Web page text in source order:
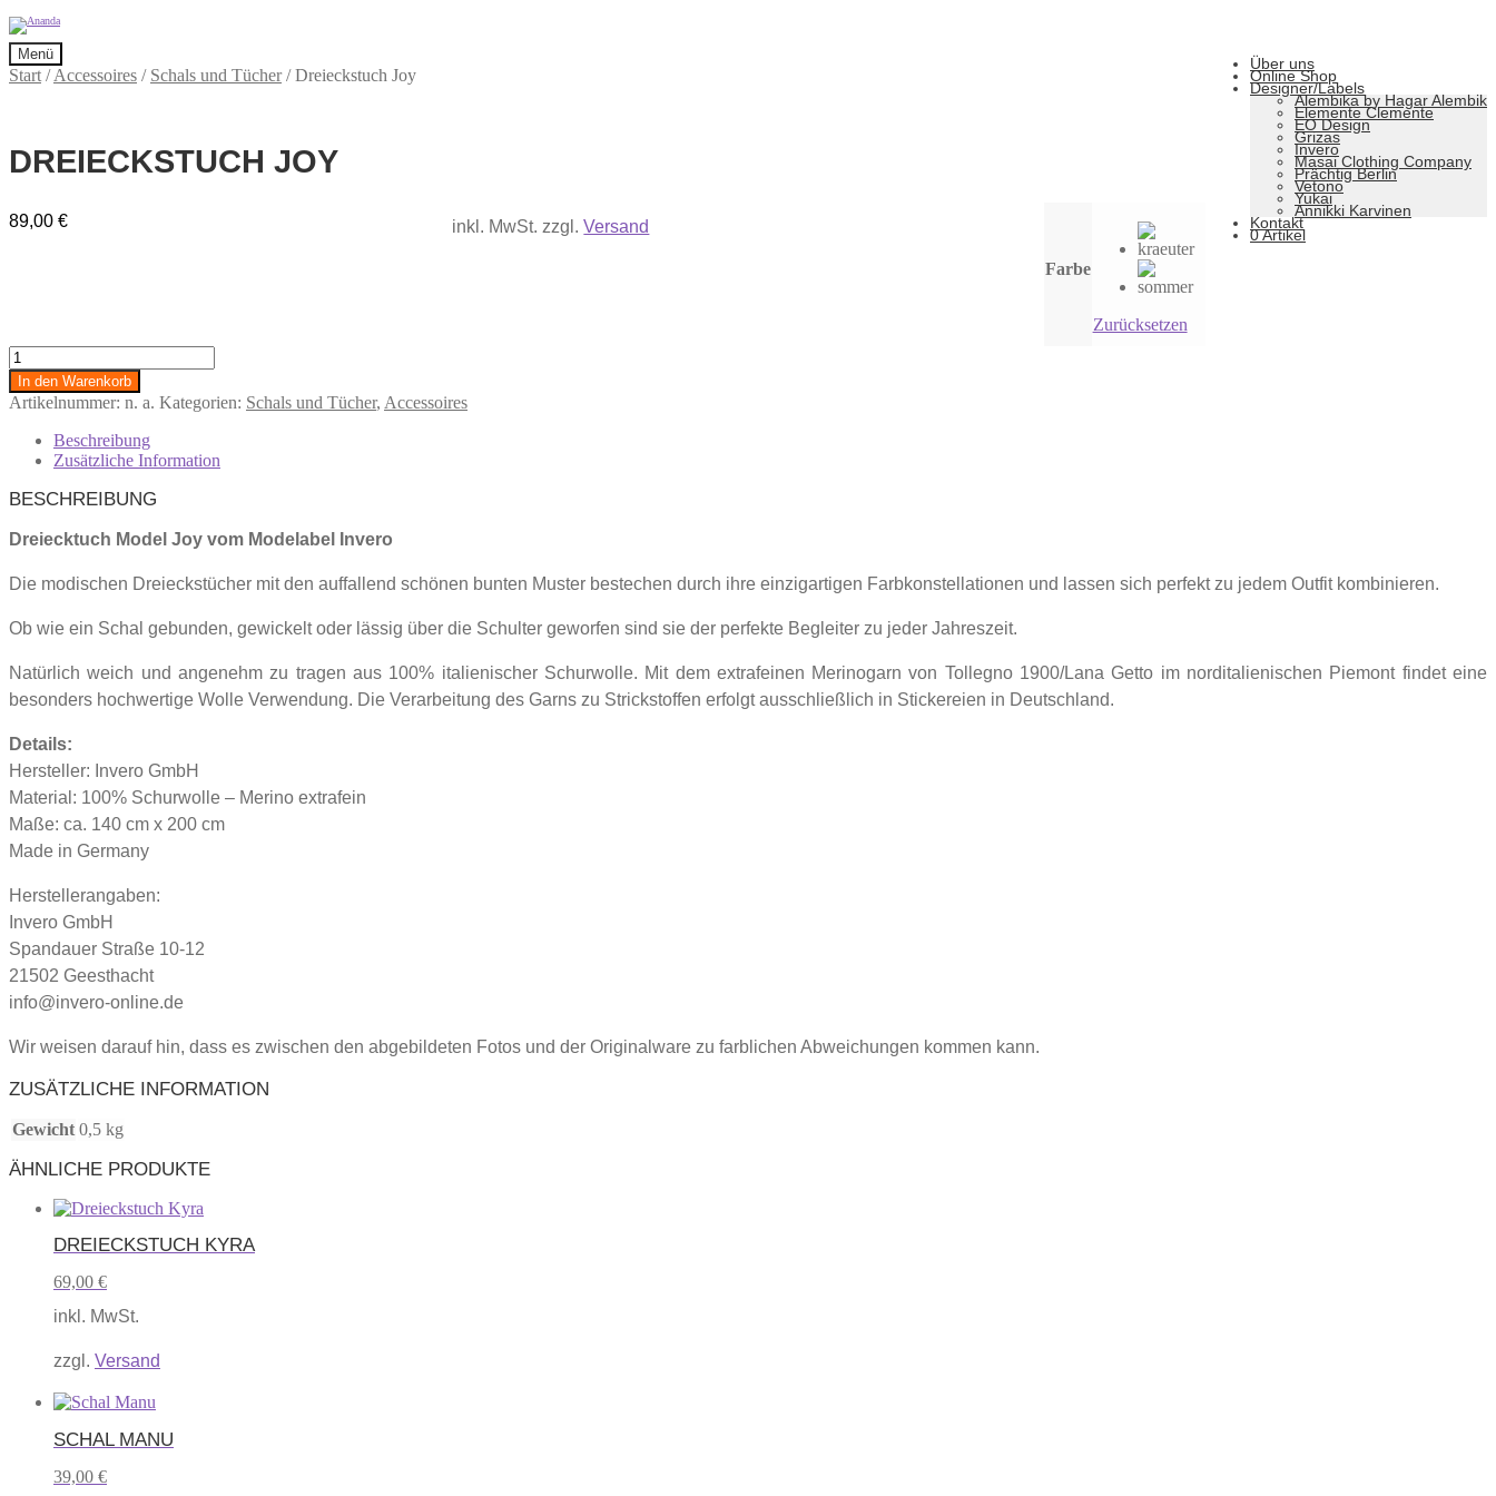
Zur
Navigation
springen
Zum
Inhalt
springen
Menü
Über uns
Online Shop
Designer/Labels
Alembika by Hagar Alembik
Elemente Clemente
EO Design
Grizas
Invero
Masai Clothing Company
Prächtig Berlin
Vetono
Yukai
Annikki Karvinen
Kontakt
0 Artikel
Start /Accessoires / Schals und Tücher/Dreieckstuch Joy
DREIECKSTUCH JOY
89,00 € inkl. MwSt. zzgl.Versand
Farbe
Zurücksetzen
Dreieckstuch
Joy
Menge
In den Warenkorb
Artikelnummer: n. a. Kategorien: Schals und Tücher, Accessoires
Beschreibung
Zusätzliche Information
BESCHREIBUNG
Dreiecktuch Model Joy vom Modelabel Invero
Die modischen Dreieckstücher mit den auffallend schönen bunten Muster bestechen durch ihre einzigartigen Farbkonstellationen und lassen sich perfekt zu jedem Outfit kombinieren.
Ob wie ein Schal gebunden, gewickelt oder lässig über die Schulter geworfen sind sie der perfekte Begleiter zu jeder Jahreszeit.
Natürlich weich und angenehm zu tragen aus 100% italienischer Schurwolle. Mit dem extrafeinen Merinogarn von Tollegno 1900/Lana Getto im norditalienischen Piemont findet eine
besonders hochwertige Wolle Verwendung. Die Verarbeitung des Garns zu Strickstoffen erfolgt ausschließlich in Stickereien in Deutschland.
Details:
Hersteller: Invero GmbH
Material: 100% Schurwolle – Merino extrafein
Maße: ca. 140 cm x 200 cm
Made in Germany
Herstellerangaben:
Invero GmbH
Spandauer Straße 10-12
21502 Geesthacht
info@invero-online.de
Wir weisen darauf hin, dass es zwischen den abgebildeten Fotos und der Originalware zu farblichen Abweichungen kommen kann.
ZUSÄTZLICHE INFORMATION
Gewicht 0,5 kg
ÄHNLICHE PRODUKTE
DREIECKSTUCH KYRA
69,00 €
inkl. MwSt.
zzgl. Versand
Dieses
weist
Varianten
SCHAL MANU
39,00 €